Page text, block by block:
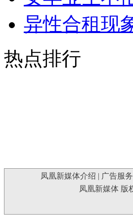
异性合租现
热点排行
凤凰新媒体介绍 | 广告服务
凤凰新媒体 版